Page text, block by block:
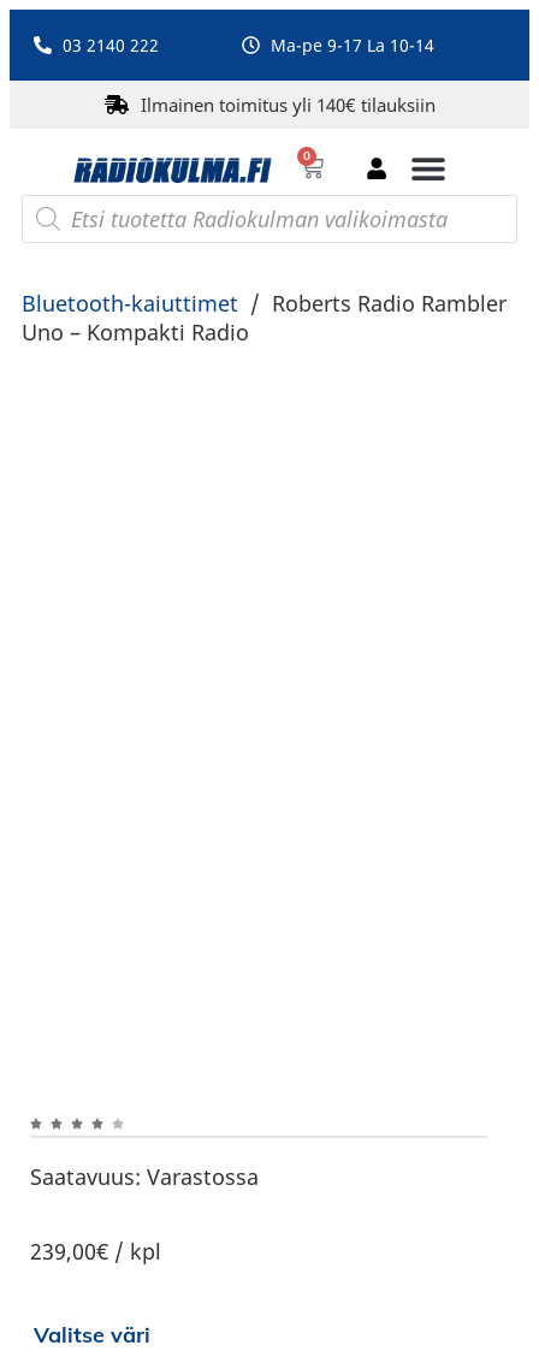
03 2140 222 Ma-pe 9-17 La 10-14
Ilmainen toimitus yli 140€ tilauksiin
0
Bluetooth-kaiuttimet / Roberts Radio Rambler
Uno – Kompakti Radio
Saatavuus: Varastossa
239,00€ / kpl
Valitse väri